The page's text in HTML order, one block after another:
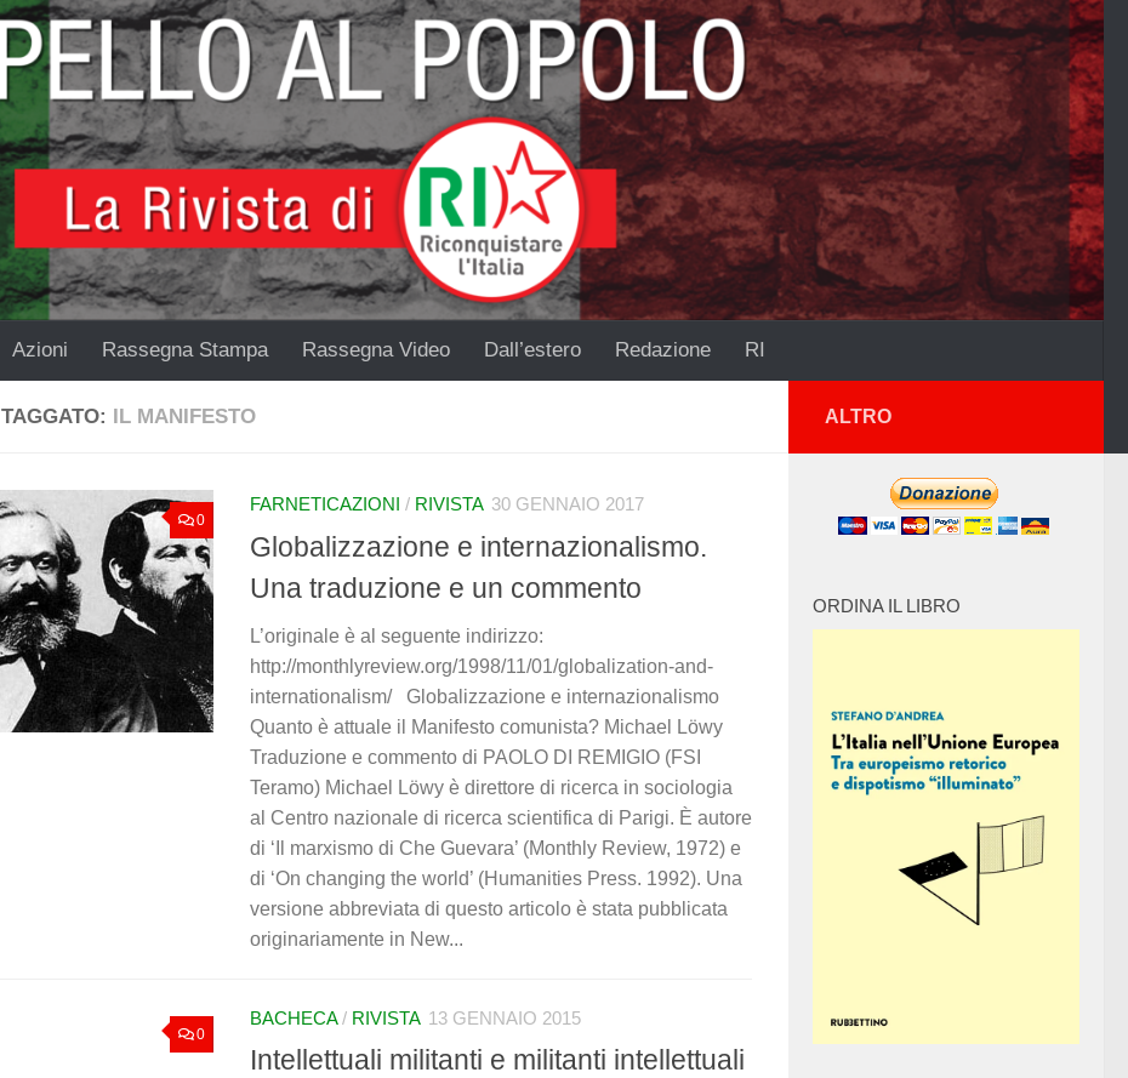
Azioni Rassegna Stampa Rassegna Video Dall’estero Redazione RI
TAGGATO: IL MANIFESTO
0
FARNETICAZIONI / RIVISTA 30 GENNAIO 2017
Globalizzazione e internazionalismo.
Una traduzione e un commento
L’originale è al seguente indirizzo:
http://monthlyreview.org/1998/11/01/globalization-and-
internationalism/ Globalizzazione e internazionalismo
Quanto è attuale il Manifesto comunista? Michael Löwy
Traduzione e commento di PAOLO DI REMIGIO (FSI
Teramo) Michael Löwy è direttore di ricerca in sociologia
al Centro nazionale di ricerca scientifica di Parigi. È autore
di ‘Il marxismo di Che Guevara’ (Monthly Review, 1972) e
di ‘On changing the world’ (Humanities Press. 1992). Una
versione abbreviata di questo articolo è stata pubblicata
originariamente in New...
0
BACHECA/ RIVISTA 13 GENNAIO 2015
Intellettuali militanti e militanti intellettuali
ALTRO
ORDINA IL LIBRO